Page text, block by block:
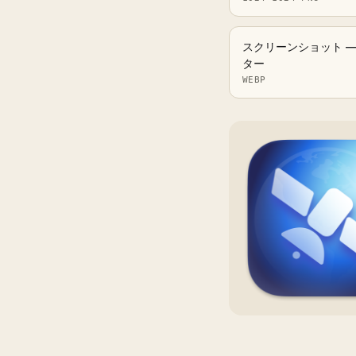
スクリーンショット
ター
WEBP